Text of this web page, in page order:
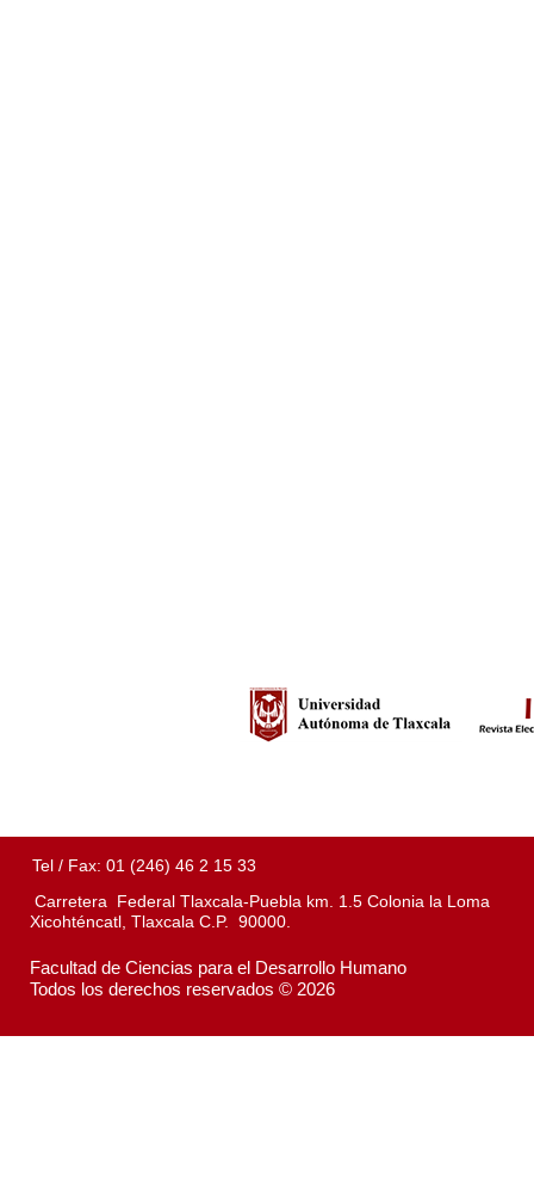
Tel / Fax: 01 (246) 46 2 15 33
Carretera Federal Tlaxcala-Puebla km. 1.5 Colonia la Loma
Xicohténcatl, Tlaxcala C.P. 90000.
Facultad de Ciencias para el Desarrollo Humano
Todos los derechos reservados © 2026